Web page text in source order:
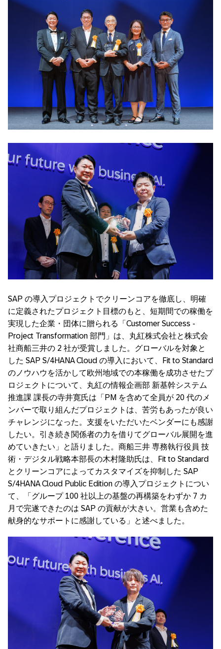
SAP の導入プロジェクトでクリーンコアを徹底し、明確
に定義されたプロジェクト目標のもと、短期間での稼働を
実現した企業・団体に贈られる「 Customer Success -
Project Transformation 部門」は、丸紅株式会社と株式会
社商船三井の 2 社が受賞しました。グローバルを対象と
した SAP S/4HANA Cloud の導入において、
Fit to Standard
のノウハウを活かして欧州地域での本稼働を成功させたプ
ロジェクトについて、丸紅の情報企画部 新基幹システム
推進課 課長の寺井寛氏は「PM を含めて全員が 20 代のメ
ンバーで取り組んだプロジェクトは、苦労もあったが良い
チャレンジになった。支援をいただいたベンダーにも感謝
したい。引き続き関係者の力を借りてグローバル展開を進
めていきたい」と語りました。商船三井 専務執行役員 技
術・デジタル戦略本部長の木村隆助氏は、
Fit to Standard
とクリーンコアによってカスタマイズを抑制した SAP
S/4HANA Cloud Public Edition の導入プロジェクトについ
て、「グループ 100 社以上の基盤の再構築をわずか 7 カ
月で完遂できたのは SAP の貢献が大きい。営業も含めた
献身的なサポートに感謝している」と述べました。